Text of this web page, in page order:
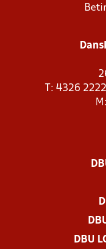
T: 4326
M:
DBU